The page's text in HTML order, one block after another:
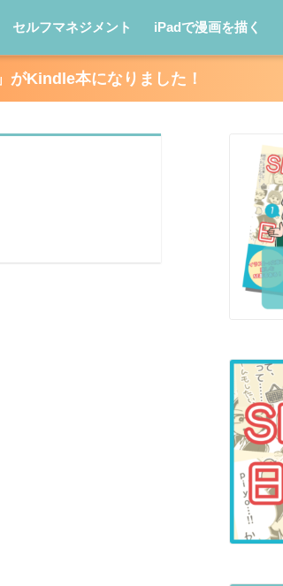
セルフマネジメント iPadで漫画を描く
がKindle本になりました！